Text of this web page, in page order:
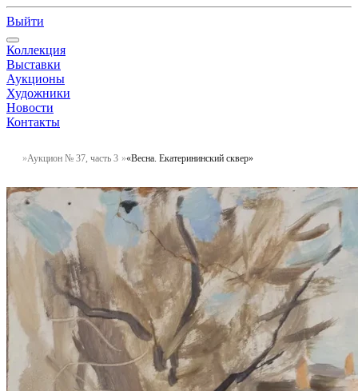
Выйти
Коллекция
Выставки
Аукционы
Художники
Новости
Контакты
Аукцион № 37, часть 3 «Весна. Екатерининский сквер»